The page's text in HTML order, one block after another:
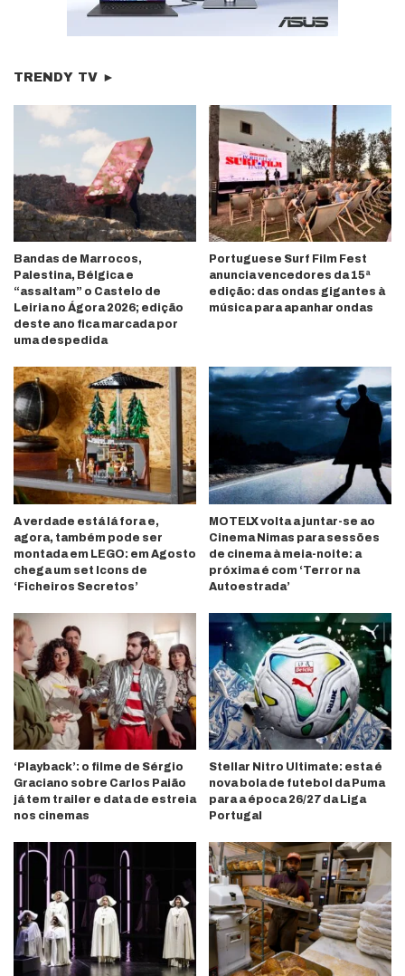
TRENDY TV ►
Bandas de Marrocos,
Palestina, Bélgica e
“assaltam” o Castelo de
Leiria no Ágora 2026; edição
deste ano fica marcada por
uma despedida
Portuguese Surf Film Fest
anuncia vencedores da 15ª
edição: das ondas gigantes à
música para apanhar ondas
A verdade está lá fora e,
agora, também pode ser
montada em LEGO: em Agosto
chega um set Icons de
‘Ficheiros Secretos’
MOTELX volta a juntar-se ao
Cinema Nimas para sessões
de cinema à meia-noite: a
próxima é com ‘Terror na
Autoestrada’
‘Playback’: o filme de Sérgio
Graciano sobre Carlos Paião
já tem trailer e data de estreia
nos cinemas
Stellar Nitro Ultimate: esta é
nova bola de futebol da Puma
para a época 26/27 da Liga
Portugal